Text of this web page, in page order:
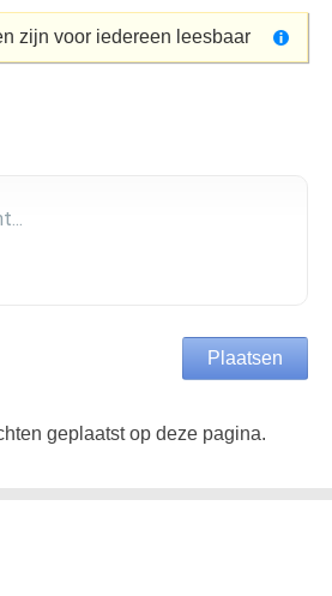
zijn voor iedereen leesbaar
geplaatst op deze pagina.